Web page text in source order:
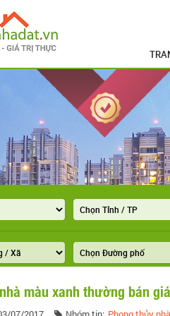
màu xanh thường bán